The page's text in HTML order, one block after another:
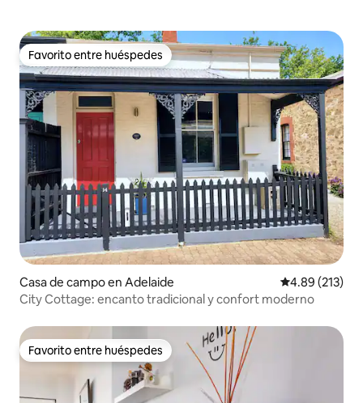
Favorito entre huéspedes
Favorito entre huéspedes
Casa de campo en Adelaide Calificación
4.89 (213)
City Cottage: encanto tradicional y confort moderno
Favorito entre huéspedes
Favorito entre huéspedes